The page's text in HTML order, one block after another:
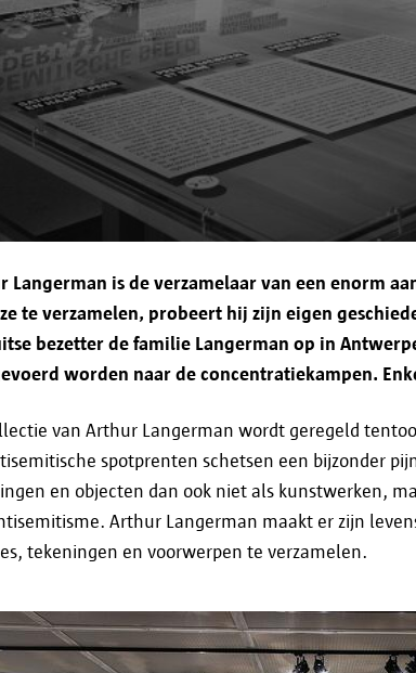
Langerman is de verzamelaar van een enorm
te verzamelen, probeert hij zijn eigen
bezetter de familie Langerman op in
worden naar de concentratiekampen.
van Arthur Langerman wordt geregeld
spotprenten schetsen een bijzonder
en objecten dan ook niet als kunstwerken,
Arthur Langerman maakt er zijn
tekeningen en voorwerpen te verzamelen.
gericht te communiceren,
bieden en aan wettelijke
Voor de verwerking van
Doorgifte aan andere
Stad Antwerpen geeft je
de door jou gevraagde
te voldoen aan
Als je wil weten of en aan
geval, dan kan je contact
Bewaartermijn